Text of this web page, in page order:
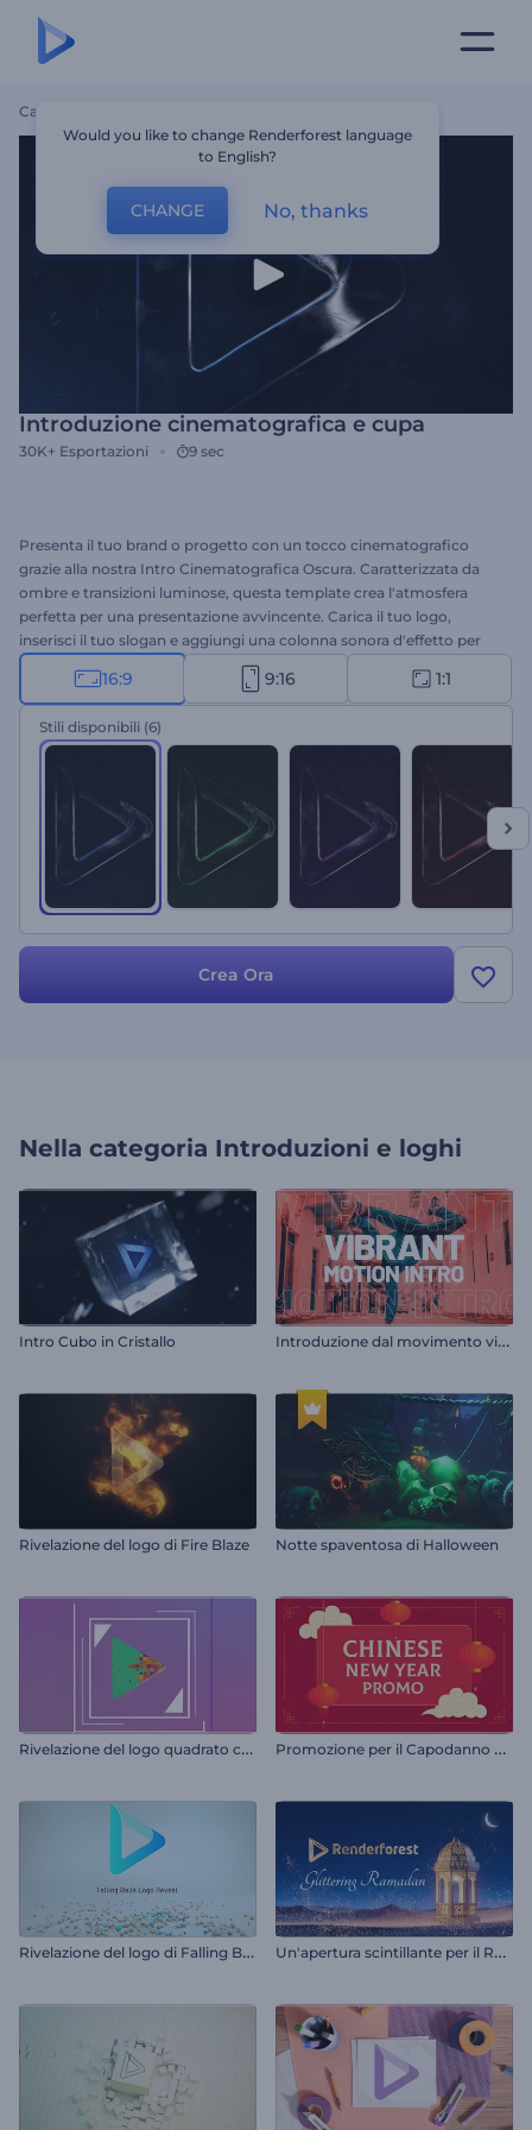
Casa
Introduzione cinematografica e cupa
30K+ Esportazioni 9 sec
Presenta il tuo brand o progetto con un tocco cinematografico
grazie alla nostra Intro Cinematografica Oscura. Caratterizzata da
ombre e transizioni luminose, questa template crea l'atmosfera
perfetta per una presentazione avvincente. Carica il tuo logo,
inserisci il tuo slogan e aggiungi una colonna sonora d'effetto per
un'apertura memorabile. Ideale per promozioni aziendali o di
servizi, intro o outro di canali, introduzioni cinematografiche e
molto altro. Crea ora e coinvolgi il tuo pubblico fin dal primo
istante!
16:9 9:16 1:1
Stili disponibili (6)
Crea Ora
Nella categoria Introduzioni e loghi
Intro Cubo in Cristallo I
ntroduzione dal movimento vibrante
Rivelazione del logo di Fire Blaze Notte spaventosa di Halloween
R
ivelazione del logo quadrato colorato P
romozione per il Capodanno cinese
R
ivelazione del logo di Falling Balls U
n'apertura scintillante per il Ramadan
Would you like to change Renderforest language
to English?
CHANGE No, thanks